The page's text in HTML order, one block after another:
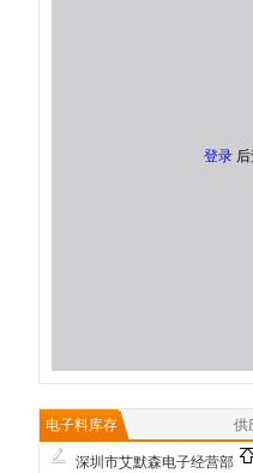
登录
电子料库存 供
深圳市艾默森电子经营部